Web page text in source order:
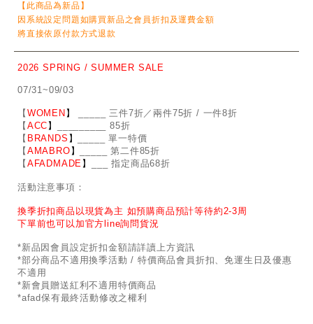
【此商品為新品】
因系統設定問題如購買新品之會員折扣及運費金額
將直接依原付款方式退款
2026 SPRING / SUMMER SALE
07/31~09/03
【 WOMEN 】
___ 三件7折／兩件75折 / 一件8折
【 ACC 】
____ 85折
【 BRANDS 】
_ 單一特價
【 AMABRO 】
_ 第二件85折
【 AFADMADE 】 ___ 指定商品68折
活動注意事項：
換季折扣商品以現貨為主 如預購商品預計等待約2-3周
下單前也可以加官方line詢問貨況
*新品因會員設定折扣金額請詳讀上方資訊
*部分商品不適用換季活動 / 特價商品會員折扣、免運生日及優惠
不適用
*新會員贈送紅利不適用特價商品
*afad保有最終活動修改之權利